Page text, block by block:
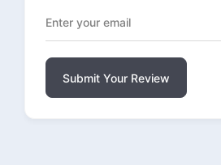
Submit Your Review